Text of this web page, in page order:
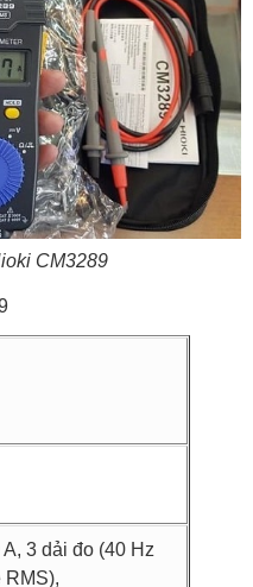
CM3289
3 dải đo (40 Hz
RMS),